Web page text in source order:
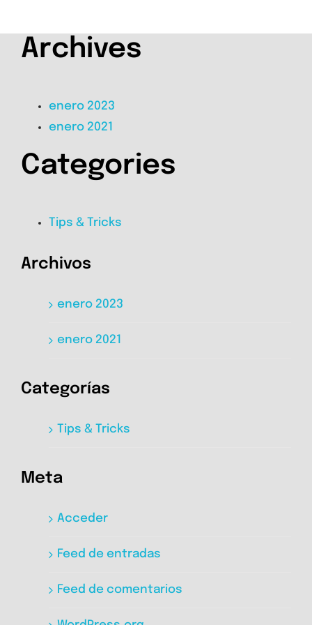
Archives
enero 2023
enero 2021
Categories
Tips & Tricks
Archivos
enero 2023
enero 2021
Categorías
Tips & Tricks
Meta
Acceder
Feed de entradas
Feed de comentarios